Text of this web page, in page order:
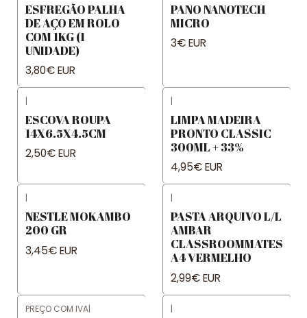
ESFREGÃO PALHA
DE AÇO EM ROLO
COM 1KG (1
UNIDADE)
3,80€ EUR
PANO NANOTECH
MICRO
3€ EUR
|
ESCOVA ROUPA
14X6.5X4.5CM
2,50€ EUR
|
LIMPA MADEIRA
PRONTO CLASSIC
300ML + 33%
4,95€ EUR
|
NESTLE MOKAMBO
200 GR
3,45€ EUR
|
PASTA ARQUIVO L/L
AMBAR
CLASSROOMMATES
A4 VERMELHO
2,99€ EUR
PREÇO COM IVA| |